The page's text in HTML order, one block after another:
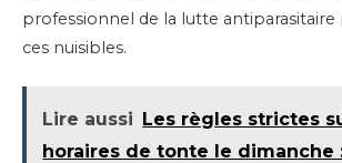
professionnel de la lutte
ces nuisibles.
Lire aussi Les règles strictes
horaires de tonte le dimanche